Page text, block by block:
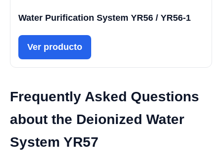
Water Purification System YR56 / YR56-1
Ver producto
Frequently Asked Questions
about the Deionized Water
System YR57